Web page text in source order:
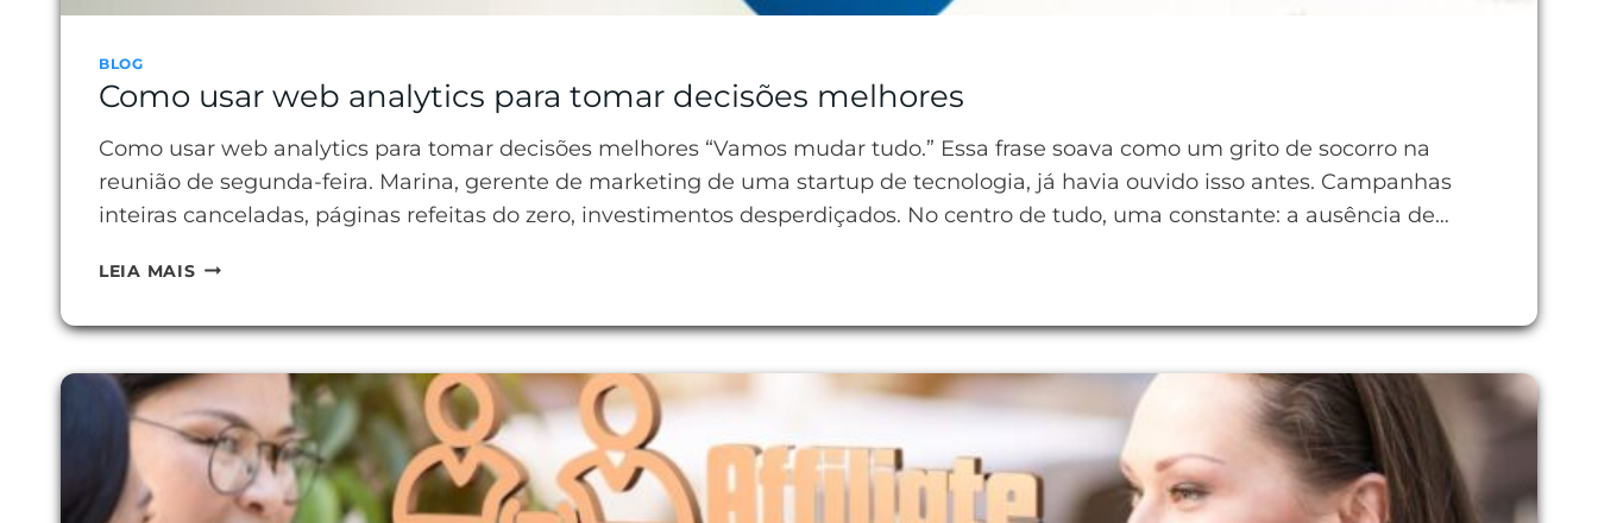
BLOG
Como usar web analytics para tomar decisões melhores
Como usar web analytics para tomar decisões melhores “Vamos mudar tudo.” Essa frase soava como um grito de socorro na
reunião de segunda-feira. Marina, gerente de marketing de uma startup de tecnologia, já havia ouvido isso antes. Campanhas
inteiras canceladas, páginas refeitas do zero, investimentos desperdiçados. No centro de tudo, uma constante: a ausência de…
LEIA MAISCOMO
WEB
ANALYTICS
PARA
TOMAR
DECISÕES
MELHORES